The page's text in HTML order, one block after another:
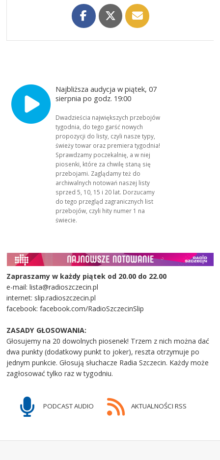
Najbliższa audycja w piątek, 07
sierpnia po godz. 19:00
Dwadzieścia największych przebojów
tygodnia, do tego garść nowych
propozycji do listy, czyli nasze typy,
świeży towar oraz premiera tygodnia!
Sprawdzamy poczekalnię, a w niej
piosenki, które za chwilę staną się
przebojami. Zaglądamy też do
archiwalnych notowań naszej listy
sprzed 5, 10, 15 i 20 lat. Dorzucamy
do tego przegląd zagranicznych list
przebojów, czyli hity numer 1 na
świecie.
Zapraszamy w każdy piątek od 20.00 do 22.00
e-mail: lista@radioszczecin.pl
internet: slip.radioszczecin.pl
facebook: facebook.com/RadioSzczecinSlip
ZASADY GŁOSOWANIA:
Głosujemy na 20 dowolnych piosenek! Trzem z nich można dać
dwa punkty (dodatkowy punkt to joker), reszta otrzymuje po
jednym punkcie. Głosują słuchacze Radia Szczecin. Każdy może
zagłosować tylko raz w tygodniu.
PODCAST AUDIO AKTUALNOŚCI RSS